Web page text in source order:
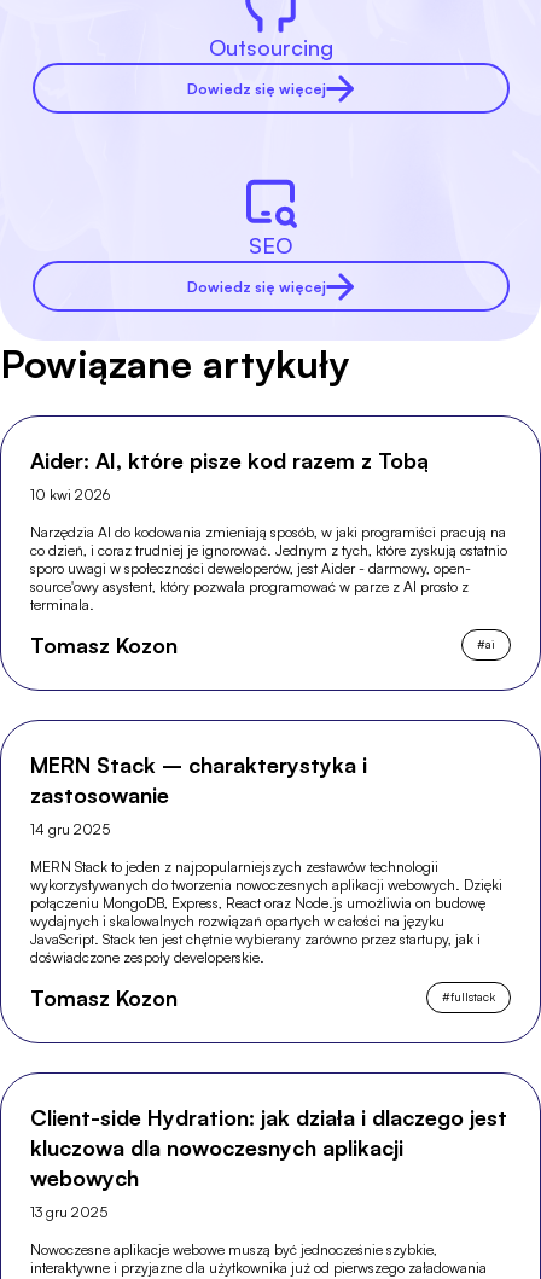
Outsourcing
Dowiedz się więcej
SEO
Dowiedz się więcej
Powiązane artykuły
Aider: AI, które pisze kod razem z Tobą
10 kwi 2026
Narzędzia AI do kodowania zmieniają sposób, w jaki programiści pracują na
co dzień, i coraz trudniej je ignorować. Jednym z tych, które zyskują ostatnio
sporo uwagi w społeczności deweloperów, jest Aider - darmowy, open-
source'owy asystent, który pozwala programować w parze z AI prosto z
terminala.
Tomasz Kozon #ai
MERN Stack – charakterystyka i
zastosowanie
14 gru 2025
MERN Stack to jeden z najpopularniejszych zestawów technologii
wykorzystywanych do tworzenia nowoczesnych aplikacji webowych. Dzięki
połączeniu MongoDB, Express, React oraz Node.js umożliwia on budowę
wydajnych i skalowalnych rozwiązań opartych w całości na języku
JavaScript. Stack ten jest chętnie wybierany zarówno przez startupy, jak i
doświadczone zespoły developerskie.
Tomasz Kozon #fullstack
Client-side Hydration: jak działa i dlaczego jest
kluczowa dla nowoczesnych aplikacji
webowych
13 gru 2025
Nowoczesne aplikacje webowe muszą być jednocześnie szybkie,
interaktywne i przyjazne dla użytkownika już od pierwszego załadowania